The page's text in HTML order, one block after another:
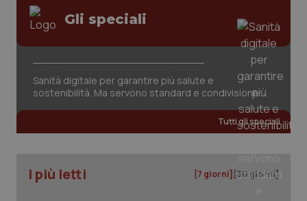
Gli speciali
Sanità digitale per garantire più salute e
sostenibilità. Ma servono standard e condivisione
Tutti gli speciali
I più letti [7 giorni] [30 giorni]
CookieScriptConsent
CookieScript
www.quotidianosanita.it